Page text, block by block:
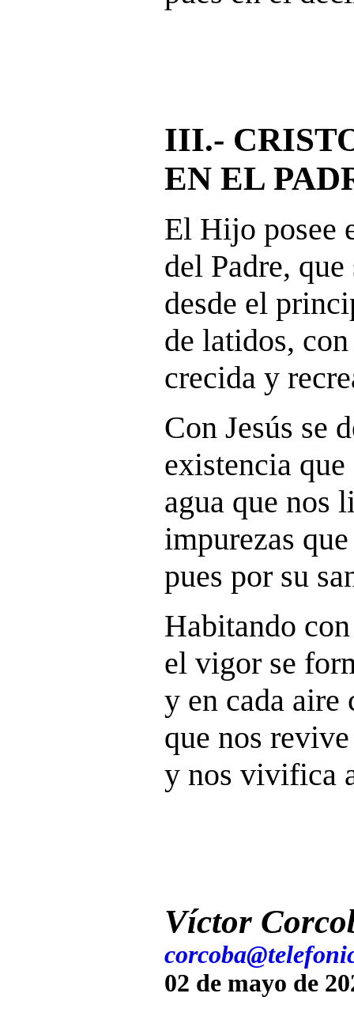
III.-
EN EL
El Hijo posee
del Padre,
desde el
de latidos,
crecida y
Con Jesús se
existencia
agua que nos
impurezas
pues por su
Habitando
el vigor se
y en cada aire
que nos
y nos vivifica
Víctor
02 de mayo de